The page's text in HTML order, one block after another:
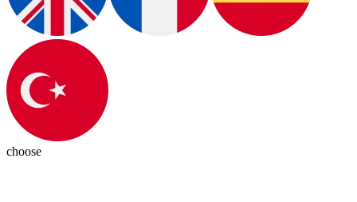
choose